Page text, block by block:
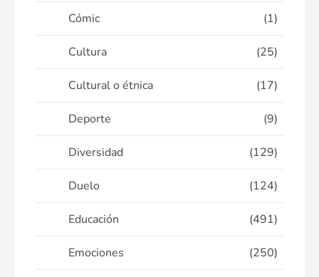
Cómic (1)
Cultura (25)
Cultural o étnica (17)
Deporte (9)
Diversidad (129)
Duelo (124)
Educación (491)
Emociones (250)